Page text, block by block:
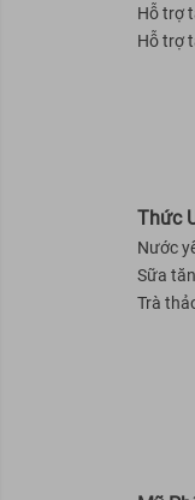
Colab
X-
Dr-
Hỗ trợ
Hỗ trợ
Thức
Nước
Sữa
Trà